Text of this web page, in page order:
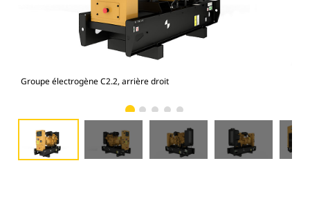
Groupe électrogène C2.2, arrière droit